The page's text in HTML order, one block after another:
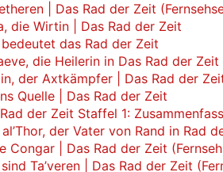
| Das Rad der Zeit
die Wirtin | Das Rad der Zeit
bedeutet das Rad der Zeit
die Heilerin in Das Rad der Zeit
der Axtkämpfer | Das Rad der
Quelle | Das Rad der Zeit
der Zeit Staffel 1:
der Vater von Rand in Rad
Congar | Das Rad der Zeit
Ta’veren | Das Rad der Zeit